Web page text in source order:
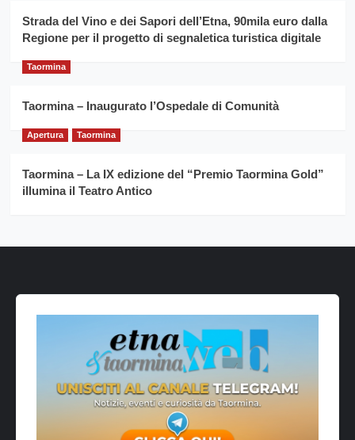
Strada del Vino e dei Sapori dell’Etna, 90mila euro dalla
Regione per il progetto di segnaletica turistica digitale
Taormina
Taormina – Inaugurato l’Ospedale di Comunità
Apertura Taormina
Taormina – La IX edizione del “Premio Taormina Gold”
illumina il Teatro Antico